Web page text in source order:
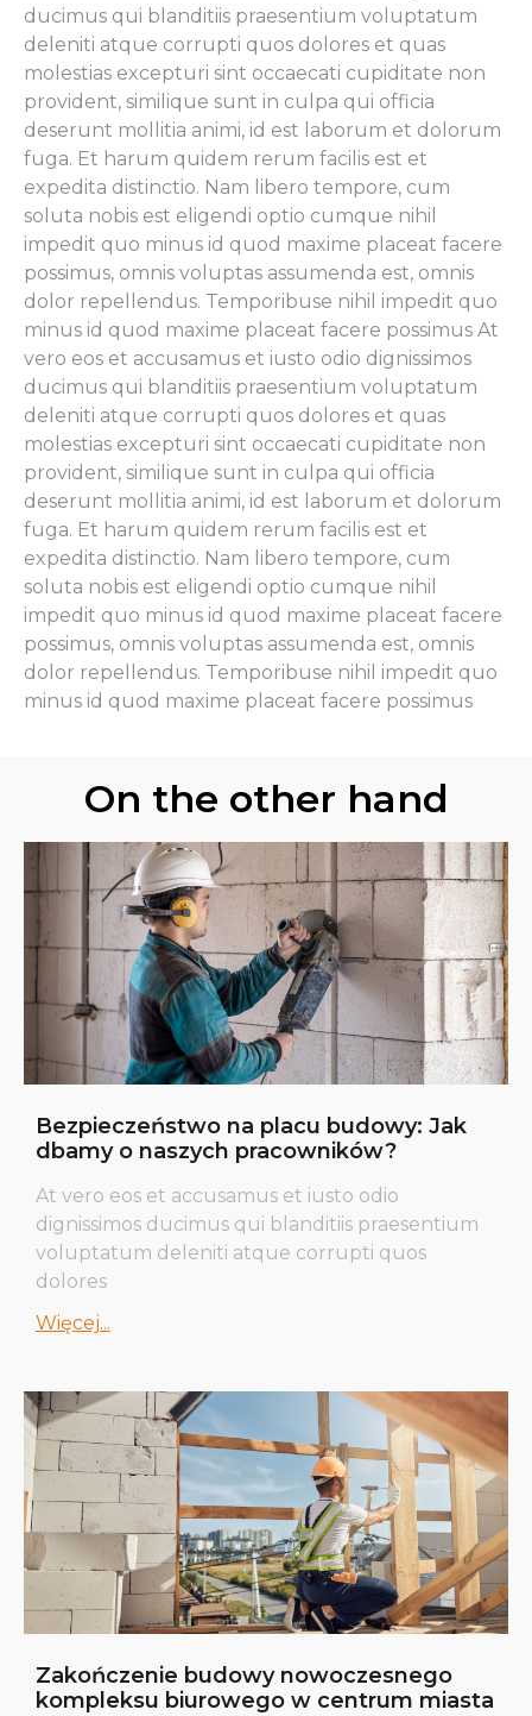
ducimus qui blanditiis praesentium voluptatum
deleniti atque corrupti quos dolores et quas
molestias excepturi sint occaecati cupiditate non
provident, similique sunt in culpa qui officia
deserunt mollitia animi, id est laborum et dolorum
fuga. Et harum quidem rerum facilis est et
expedita distinctio. Nam libero tempore, cum
soluta nobis est eligendi optio cumque nihil
impedit quo minus id quod maxime placeat facere
possimus, omnis voluptas assumenda est, omnis
dolor repellendus. Temporibuse nihil impedit quo
minus id quod maxime placeat facere possimus At
vero eos et accusamus et iusto odio dignissimos
ducimus qui blanditiis praesentium voluptatum
deleniti atque corrupti quos dolores et quas
molestias excepturi sint occaecati cupiditate non
provident, similique sunt in culpa qui officia
deserunt mollitia animi, id est laborum et dolorum
fuga. Et harum quidem rerum facilis est et
expedita distinctio. Nam libero tempore, cum
soluta nobis est eligendi optio cumque nihil
impedit quo minus id quod maxime placeat facere
possimus, omnis voluptas assumenda est, omnis
dolor repellendus. Temporibuse nihil impedit quo
minus id quod maxime placeat facere possimus
On the other hand
Bezpieczeństwo na placu budowy: Jak
dbamy o naszych pracowników?
At vero eos et accusamus et iusto odio
dignissimos ducimus qui blanditiis praesentium
voluptatum deleniti atque corrupti quos
dolores
Więcej...
Zakończenie budowy nowoczesnego
kompleksu biurowego w centrum miasta